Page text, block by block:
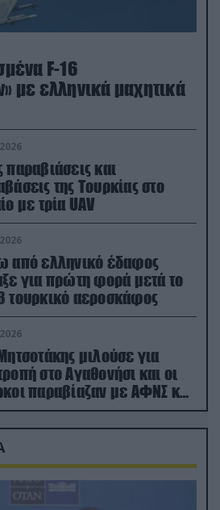
F-16
με ελληνικά μαχητικά
παραβιάσεις και
της Τουρκίας στο
με τρία UAV
από ελληνικό έδαφος
για πρώτη φορά μετά το
τουρκικό αεροσκάφος
μιλούσε για
στο Αγαθονήσι και οι
παραβίαζαν με ΑΦΝΣ και